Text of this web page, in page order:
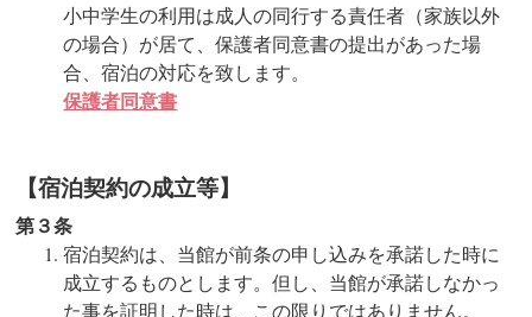
小中学生の利用は成人の同行する責任者（家族以外
の場合）が居て、保護者同意書の提出があった場
合、宿泊の対応を致します。
保護者同意書
【宿泊契約の成立等】
第３条
宿泊契約は、当館が前条の申し込みを承諾した時に
成立するものとします。但し、当館が承諾しなかっ
た事を証明した時は、この限りではありません。